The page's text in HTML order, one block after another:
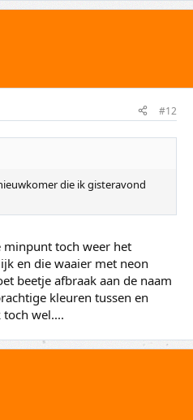
#12
die ik gisteravond
minpunt toch weer het
en die waaier met neon
beetje afbraak aan de naam
kleuren tussen en
wel....